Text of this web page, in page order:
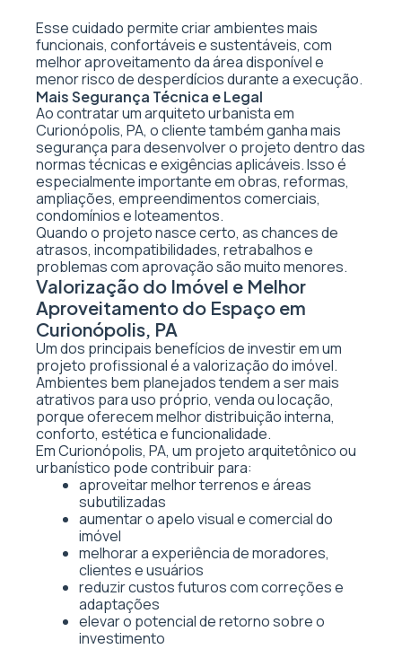
Esse cuidado permite criar ambientes mais
funcionais, confortáveis e sustentáveis, com
melhor aproveitamento da área disponível e
menor risco de desperdícios durante a execução.
Mais Segurança Técnica e Legal
Ao contratar um arquiteto urbanista em
Curionópolis, PA, o cliente também ganha mais
segurança para desenvolver o projeto dentro das
normas técnicas e exigências aplicáveis. Isso é
especialmente importante em obras, reformas,
ampliações, empreendimentos comerciais,
condomínios e loteamentos.
Quando o projeto nasce certo, as chances de
atrasos, incompatibilidades, retrabalhos e
problemas com aprovação são muito menores.
Valorização do Imóvel e Melhor
Aproveitamento do Espaço em
Curionópolis, PA
Um dos principais benefícios de investir em um
projeto profissional é a valorização do imóvel.
Ambientes bem planejados tendem a ser mais
atrativos para uso próprio, venda ou locação,
porque oferecem melhor distribuição interna,
conforto, estética e funcionalidade.
Em Curionópolis, PA, um projeto arquitetônico ou
urbanístico pode contribuir para:
aproveitar melhor terrenos e áreas
subutilizadas
aumentar o apelo visual e comercial do
imóvel
melhorar a experiência de moradores,
clientes e usuários
reduzir custos futuros com correções e
adaptações
elevar o potencial de retorno sobre o
investimento